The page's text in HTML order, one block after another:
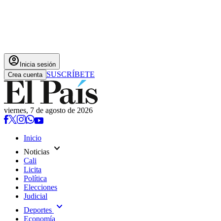
account_circle Inicia sesión
Crea cuenta SUSCRÍBETE
viernes, 7 de agosto de 2026
Inicio
Noticias expand_more
Cali
Licita
Política
Elecciones
Judicial
Deportes expand_more
Economía